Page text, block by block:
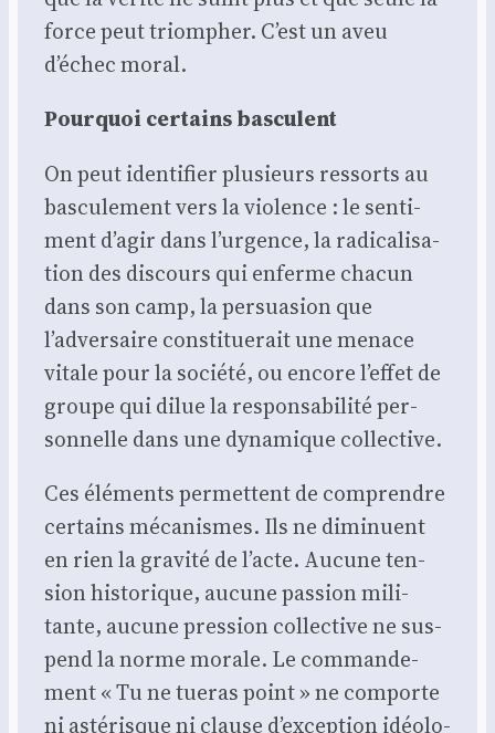
force peut triom­pher. C’est un aveu
d’échec moral.
Pour­quoi cer­tains bas­culent
On peut iden­ti­fier plu­sieurs res­sorts au
bas­cu­le­ment vers la vio­lence : le sen­ti­
ment d’agir dans l’urgence, la radi­ca­li­sa­
tion des dis­cours qui enferme cha­cun
dans son camp, la per­sua­sion que
l’adversaire consti­tue­rait une menace
vitale pour la socié­té, ou encore l’effet de
groupe qui dilue la res­pon­sa­bi­li­té per­
son­nelle dans une dyna­mique col­lec­tive.
Ces élé­ments per­mettent de com­prendre
cer­tains méca­nismes. Ils ne dimi­nuent
en rien la gra­vi­té de l’acte. Aucune ten­
sion his­to­rique, aucune pas­sion mili­
tante, aucune pres­sion col­lec­tive ne sus­
pend la norme morale. Le com­man­de­
ment « Tu ne tue­ras point » ne com­porte
ni asté­risque ni clause d’exception idéo­lo­